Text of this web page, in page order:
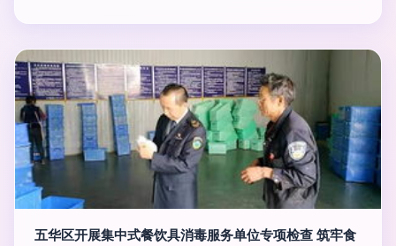
五华区开展集中式餐饮具消毒服务单位专项检查 筑牢食